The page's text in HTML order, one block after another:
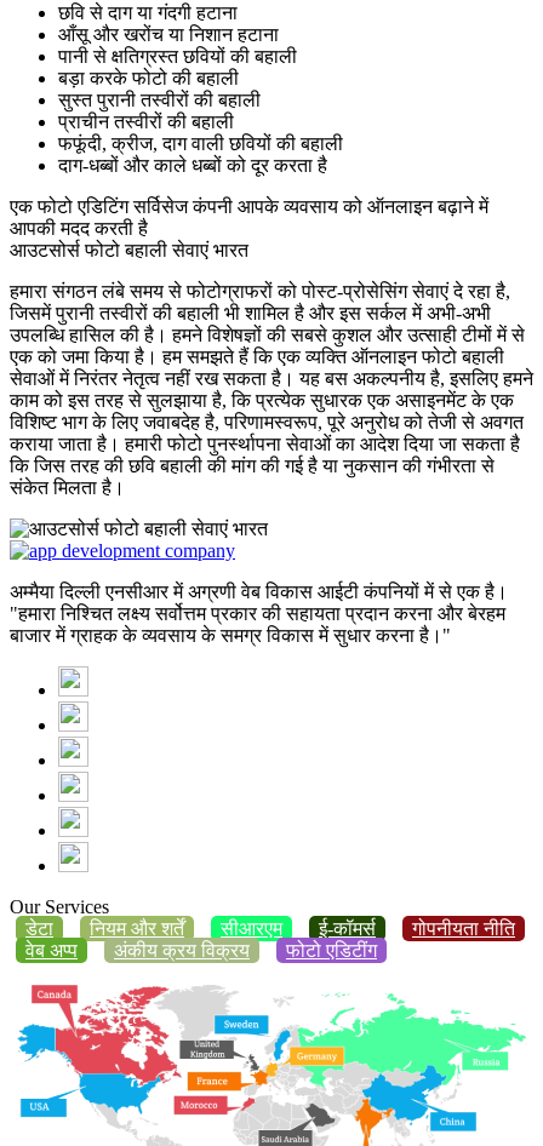
छवि से दाग या गंदगी हटाना
आँसू और खरोंच या निशान हटाना
पानी से क्षतिग्रस्त छवियों की बहाली
बड़ा करके फोटो की बहाली
सुस्त पुरानी तस्वीरों की बहाली
प्राचीन तस्वीरों की बहाली
फफूंदी, क्रीज, दाग वाली छवियों की बहाली
दाग-धब्बों और काले धब्बों को दूर करता है
एक फोटो एडिटिंग सर्विसेज कंपनी आपके व्यवसाय को ऑनलाइन बढ़ाने में
आपकी मदद करती है
आउटसोर्स फोटो बहाली सेवाएं भारत
हमारा संगठन लंबे समय से फोटोग्राफरों को पोस्ट-प्रोसेसिंग सेवाएं दे रहा है,
जिसमें पुरानी तस्वीरों की बहाली भी शामिल है और इस सर्कल में अभी-अभी
उपलब्धि हासिल की है। हमने विशेषज्ञों की सबसे कुशल और उत्साही टीमों में से
एक को जमा किया है। हम समझते हैं कि एक व्यक्ति ऑनलाइन फोटो बहाली
सेवाओं में निरंतर नेतृत्व नहीं रख सकता है। यह बस अकल्पनीय है, इसलिए हमने
काम को इस तरह से सुलझाया है, कि प्रत्येक सुधारक एक असाइनमेंट के एक
विशिष्ट भाग के लिए जवाबदेह है, परिणामस्वरूप, पूरे अनुरोध को तेजी से अवगत
कराया जाता है। हमारी फोटो पुनर्स्थापना सेवाओं का आदेश दिया जा सकता है
कि जिस तरह की छवि बहाली की मांग की गई है या नुकसान की गंभीरता से
संकेत मिलता है।
अम्मैया दिल्ली एनसीआर में अग्रणी वेब विकास आईटी कंपनियों में से एक है।
"हमारा निश्चित लक्ष्य सर्वोत्तम प्रकार की सहायता प्रदान करना और बेरहम
बाजार में ग्राहक के व्यवसाय के समग्र विकास में सुधार करना है।"
Our Services
डेटा
नियम और शर्तें सीआरएम ई-कॉमर्स
गोपनीयता नीति
वेब अप्प
अंकीय क्रय विक्रय फोटो एडिटींग